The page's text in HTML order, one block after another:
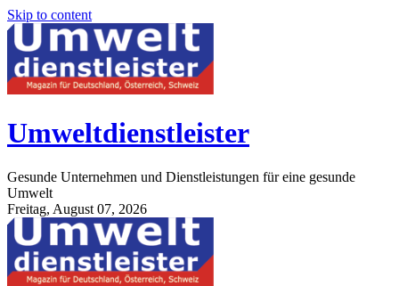
Skip to content
Umweltdienstleister
Gesunde Unternehmen und Dienstleistungen für eine gesunde
Umwelt
Freitag, August 07, 2026
StuttgartApotheke.com